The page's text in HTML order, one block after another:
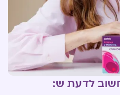
לדעת ש: